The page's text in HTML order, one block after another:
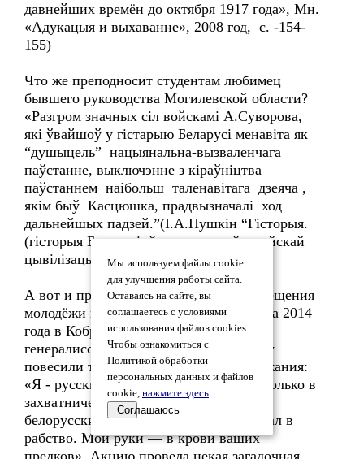
давнейших времён до октября 1917 года», Мн.
«Адукацыя и выхаванне», 2008 год, с. -154-
155)
Что же преподносит студентам любимец
бывшего руководства Могилевской области?
«Разгром значных сіл войскамі А.Суворова,
які ўвайшоў у гістарыю Беларусі менавіта як
“душыцель” нацыянальна-вызваленчага
паўстанне, выключэнне з кіраўніцтва
паўстаннем наібольш таленавітага дзеяча ,
якім быў Касцюшка, прадвызначалі ход
дальнейшых падзей.”(І.А.Пушкін “Гісторыя.
(гісторыя Беларусі ў кантэксте еўрапейскай
цывілізацыі), Магілёў, 2014, с. - 41).
А вот и практический результат просвещения
молодёжи в русофобском духе. 30 марта 2014
года в Кобрине, где на памятник
генералиссимусу Александру Суворову
повесили таблички следующего содержания:
«Я - русский оккупант. Я участвовал только в
захватнических войнах. Я сжигал
белорусские села, а их жителей обращал в
рабство. Мои руки — в крови ваших
предков». Акцию провела некая загадочная
Мы используем файлы cookie
для улучшения работы сайта.
Оставаясь на сайте, вы
соглашаетесь с условиями
использования файлов cookies.
Чтобы ознакомиться с
Политикой обработки
персональных данных и файлов
cookie, нажмите здесь.
Соглашаюсь